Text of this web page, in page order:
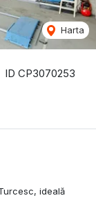
ID CP3070253
Harta
ideală